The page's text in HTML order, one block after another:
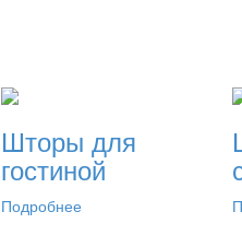
Шторы для
гостиной
Подробнее